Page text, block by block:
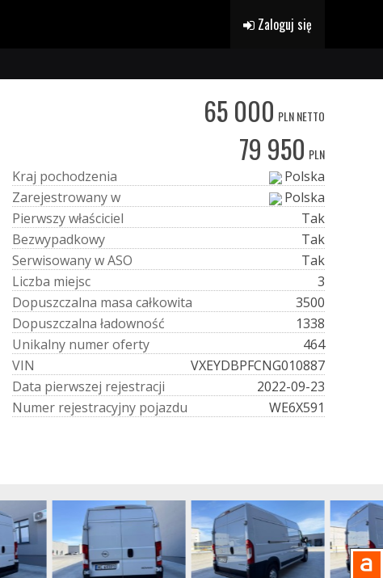
Zaloguj się
65 000 PLN NETTO
79 950 PLN
Kraj pochodzenia
Polska
Zarejestrowanyw
Polska
Pierwszywłaściciel
Tak
Bezwypadkowy
Tak
SerwisowanywASO
Tak
Liczba miejsc
3
Dopuszczalna masa całkowita
3500
Dopuszczalna ładowność
1338
Unikalny numeroferty
464
VIN
VXEYDBPFCNG010887
Data pierwszej rejestracji
2022-09-23
Numer rejestracyjny pojazdu WE6X591